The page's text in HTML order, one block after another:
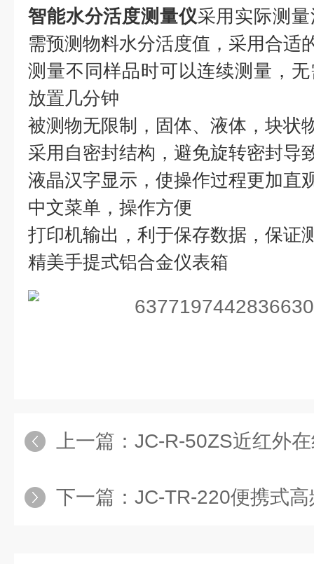
智能水分活度测量仪采用实际测
需预测物料水分活度值，采用合适
测量不同样品时可以连续测量，
放置几分钟
被测物无限制，固体、液体，块状
采用自密封结构，避免旋转密封导
液晶汉字显示，使操作过程更加直
中文菜单，操作方便
打印机输出，利于保存数据，保证
精美手提式铝合金仪表箱
上一篇： JC-R-50ZS近红外
下一篇： JC-TR-220便携式